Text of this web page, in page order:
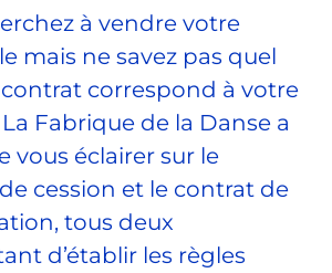
à vendre votre
mais ne savez pas quel
correspond à votre
Fabrique de la Danse a
vous éclairer sur le
cession et le contrat de
tous deux
d’établir les règles